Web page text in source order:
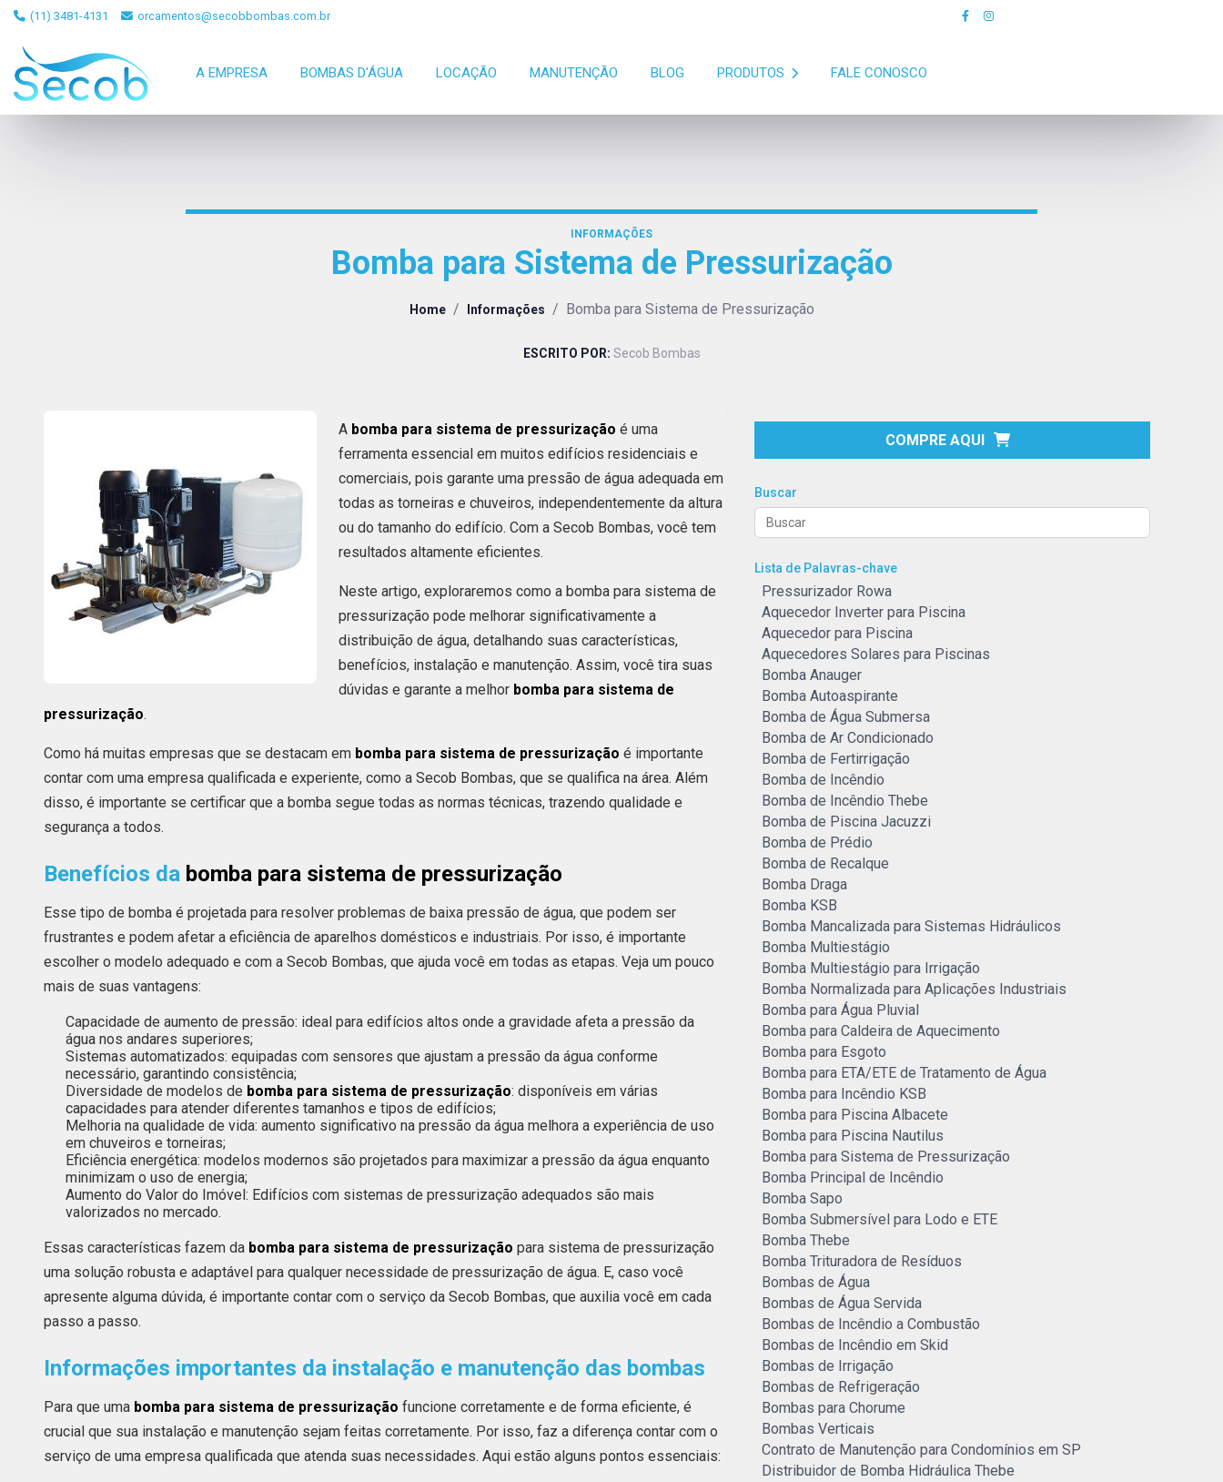
(11) 3481-4131 orcamentos@secobbombas.com.br
A EMPRESA BOMBAS D'ÁGUA LOCAÇÃO MANUTENÇÃO BLOG PRODUTOS FALE CONOSCO
INFORMAÇÕES
Bomba para Sistema de Pressurização
Home / Informações / Bomba para Sistema de Pressurização
ESCRITO POR: Secob Bombas
A bomba para sistema de pressurização é uma
ferramenta essencial em muitos edifícios residenciais e
comerciais, pois garante uma pressão de água adequada em
todas as torneiras e chuveiros, independentemente da altura
ou do tamanho do edifício. Com a Secob Bombas, você tem
resultados altamente eficientes.
Neste artigo, exploraremos como a bomba para sistema de
pressurização pode melhorar significativamente a
distribuição de água, detalhando suas características,
benefícios, instalação e manutenção. Assim, você tira suas
dúvidas e garante a melhor bomba para sistema de
pressurização.
Como há muitas empresas que se destacam em bomba para sistema de pressurização é importante
contar com uma empresa qualificada e experiente, como a Secob Bombas, que se qualifica na área. Além
disso, é importante se certificar que a bomba segue todas as normas técnicas, trazendo qualidade e
segurança a todos.
Benefícios da bomba para sistema de pressurização
Esse tipo de bomba é projetada para resolver problemas de baixa pressão de água, que podem ser
frustrantes e podem afetar a eficiência de aparelhos domésticos e industriais. Por isso, é importante
escolher o modelo adequado e com a Secob Bombas, que ajuda você em todas as etapas. Veja um pouco
mais de suas vantagens:
Capacidade de aumento de pressão: ideal para edifícios altos onde a gravidade afeta a pressão da
água nos andares superiores;
Sistemas automatizados: equipadas com sensores que ajustam a pressão da água conforme
necessário, garantindo consistência;
Diversidade de modelos de bomba para sistema de pressurização: disponíveis em várias
capacidades para atender diferentes tamanhos e tipos de edifícios;
Melhoria na qualidade de vida: aumento significativo na pressão da água melhora a experiência de uso
em chuveiros e torneiras;
Eficiência energética: modelos modernos são projetados para maximizar a pressão da água enquanto
minimizam o uso de energia;
Aumento do Valor do Imóvel: Edifícios com sistemas de pressurização adequados são mais
valorizados no mercado.
Essas características fazem da bomba para sistema de pressurização para sistema de pressurização
uma solução robusta e adaptável para qualquer necessidade de pressurização de água. E, caso você
apresente alguma dúvida, é importante contar com o serviço da Secob Bombas, que auxilia você em cada
passo a passo.
Informações importantes da instalação e manutenção das bombas
Para que uma bomba para sistema de pressurização funcione corretamente e de forma eficiente, é
crucial que sua instalação e manutenção sejam feitas corretamente. Por isso, faz a diferença contar com o
serviço de uma empresa qualificada que atenda suas necessidades. Aqui estão alguns pontos essenciais:
COMPRE AQUI
Buscar
Lista de Palavras-chave
Pressurizador Rowa
Aquecedor Inverter para Piscina
Aquecedor para Piscina
Aquecedores Solares para Piscinas
Bomba Anauger
Bomba Autoaspirante
Bomba de Água Submersa
Bomba de Ar Condicionado
Bomba de Fertirrigação
Bomba de Incêndio
Bomba de Incêndio Thebe
Bomba de Piscina Jacuzzi
Bomba de Prédio
Bomba de Recalque
Bomba Draga
Bomba KSB
Bomba Mancalizada para Sistemas Hidráulicos
Bomba Multiestágio
Bomba Multiestágio para Irrigação
Bomba Normalizada para Aplicações Industriais
Bomba para Água Pluvial
Bomba para Caldeira de Aquecimento
Bomba para Esgoto
Bomba para ETA/ETE de Tratamento de Água
Bomba para Incêndio KSB
Bomba para Piscina Albacete
Bomba para Piscina Nautilus
Bomba para Sistema de Pressurização
Bomba Principal de Incêndio
Bomba Sapo
Bomba Submersível para Lodo e ETE
Bomba Thebe
Bomba Trituradora de Resíduos
Bombas de Água
Bombas de Água Servida
Bombas de Incêndio a Combustão
Bombas de Incêndio em Skid
Bombas de Irrigação
Bombas de Refrigeração
Bombas para Chorume
Bombas Verticais
Contrato de Manutenção para Condomínios em SP
Distribuidor de Bomba Hidráulica Thebe